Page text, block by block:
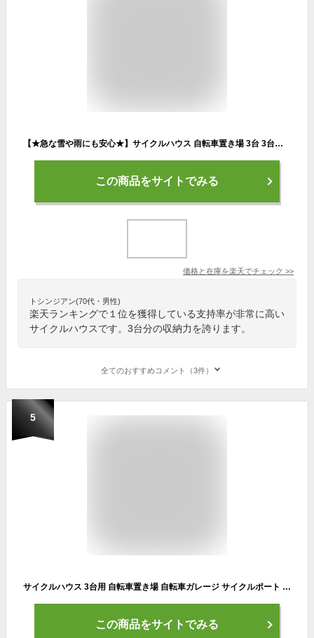
【★急な雪や雨にも安心★】サイクルハウス 自転車置き場 3台 3台用 サイクルガレージ 自転車置き場 家庭用 収納 屋外 雨よけ アルミ おしゃれ テント アルミ製 組み立て 物置 サビにくい サイクルポート 駐輪所 防水 【D】【10MT】
この商品をサイトでみる
価格と在庫を楽天でチェック >>
トシンジアン(70代・男性)
楽天ランキングで１位を獲得している支持率が非常に高い
サイクルハウスです。3台分の収納力を誇ります。
全てのおすすめコメント（3件）
5
サイクルハウス 3台用 自転車置き場 自転車ガレージ サイクルポート 駐輪所 UVカット 防水 家庭用 自転車 バイク カバー ガレージ 雨よけ 日よけ 収納 保管 物置
この商品をサイトでみる